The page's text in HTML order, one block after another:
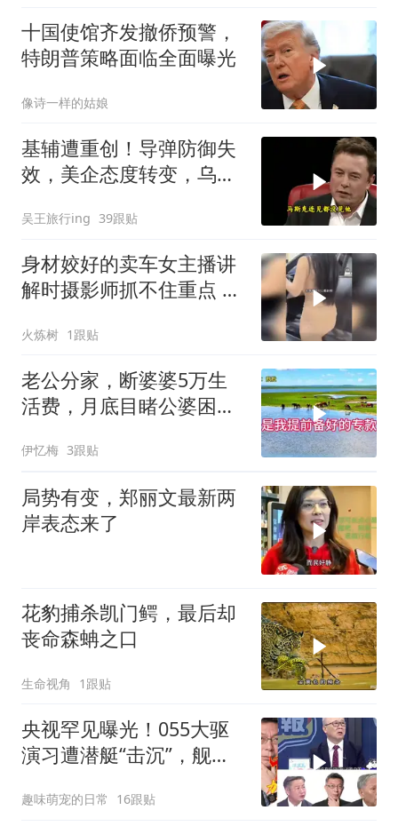
十国使馆齐发撤侨预警，
特朗普策略面临全面曝光
像诗一样的姑娘
基辅遭重创！导弹防御失
效，美企态度转变，乌处
吴王旅行ing 39跟贴
身材姣好的卖车女主播讲
解时摄影师抓不住重点 女
火炼树 1跟贴
老公分家，断婆婆5万生
活费，月底目睹公婆困
伊忆梅 3跟贴
局势有变，郑丽文最新两
岸表态来了
花豹捕杀凯门鳄，最后却
丧命森蚺之口
生命视角 1跟贴
央视罕见曝光！055大驱
演习遭潜艇“击沉”，舰长
趣味萌宠的日常 16跟贴